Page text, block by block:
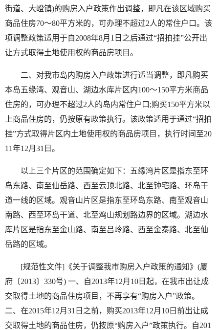
街道、大嶝镇)的购房入户政策作出调整，即凡在该区域购买
商品住房70～80平方米的，可办理不超过2人的常住户口。该
项调整政策适用于自2008年8月1日之后通过“招拍挂”公开出
让方式取得土地使用权的商品房项目。
二、对我市岛内购房入户政策进行适当调整，即凡购买
本岛五缘湾、观音山、湖边水库片区内100～150平方米商品
住房的，可办理不超过2人的岛内常住户口;购买150平方米以
上商品住房的，仍按原有政策执行。该政策适用于通过“招拍
挂”方式取得片区内土地使用权的商品房项目，执行时间至20
11年12月31日。
以上三个片区的范围确定如下：五缘湾片区是指东至环
岛东路、南至仙岳路、西至云顶北路、北至钟宅路、环岛干
道一线的区域。观音山片区是指东至环岛东路、南至观音山
南路、西至环岛干道、北至鸡山规划路边界的区域。湖边水
库片区是指东至金山路、南至吕岭路、西至金泰路、北至仙
岳路的区域。
[规范性文件]《关于调整我市购房入户政策的通知》(厦
府〔2013〕330号) 一、自2013年12月10日起，在我市出让成
交取得土地的商品住房项目，不再享有“购房入户”政策。
二、在2015年12月31日之前，购买2013年12月10日前出让成
交取得土地的商品住房，仍按原“购房入户”政策执行。自201